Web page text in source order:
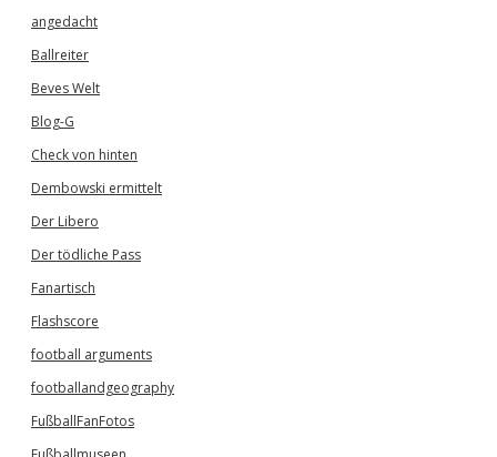
angedacht
Ballreiter
Beves Welt
Blog-G
Check von hinten
Dembowski ermittelt
Der Libero
Der tödliche Pass
Fanartisch
Flashscore
football arguments
footballandgeography
FußballFanFotos